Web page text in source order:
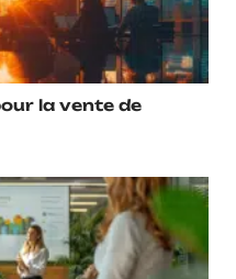
la vente de